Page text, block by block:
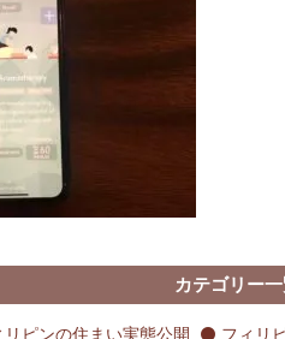
カテゴリー
リピンの住まい実態公開
フィリ